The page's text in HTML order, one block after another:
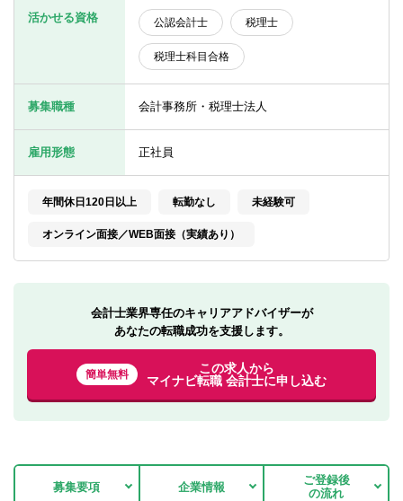
個別転職相談会・セミナー
転職お役立ち情報
ご利用ガイド
転職お役立ち情報
業界情報
活かせる資格 公認会計士 税理士
税理士科目合格
募集職種 会計事務所・税理士法人
雇用形態 正社員
年間休日120日以上 転勤なし 未経験可
オンライン面接／WEB面接（実績あり）
会計士業界専任のキャリアアドバイザーが
あなたの転職成功を支援します。
簡単無料
この求人から
マイナビ転職 会計士に申し込む
募集要項 企業情報
ご登録後
の流れ